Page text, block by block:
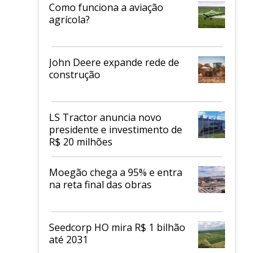
Como funciona a aviação
agrícola?
John Deere expande rede de
construção
LS Tractor anuncia novo
presidente e investimento de
R$ 20 milhões
Moegão chega a 95% e entra
na reta final das obras
Seedcorp HO mira R$ 1 bilhão
até 2031